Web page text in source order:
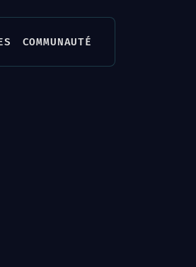
COMMUNAUTÉ